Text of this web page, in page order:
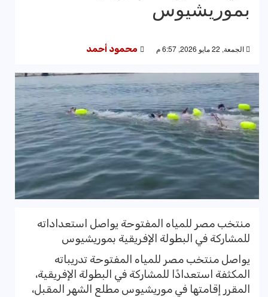
بموريشيوس
الجمعة, 22 مايو 2026, 6:57 م محمود أحمد
منتخب مصر للمياه المفتوحة يواصل استعداداته
للمشاركة في البطولة الإفريقية بموريشيوس
يواصل منتخب مصر للمياه المفتوحة تدريباته
المكثفة استعدادًا للمشاركة في البطولة الإفريقية،
المقرر إقامتها في موريشيوس مطلع الشهر المقبل،